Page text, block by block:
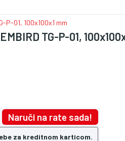
P-01, 100x100x1 mm
TG-P-01,
Naruči na rate sada!
za kreditnom karticom.